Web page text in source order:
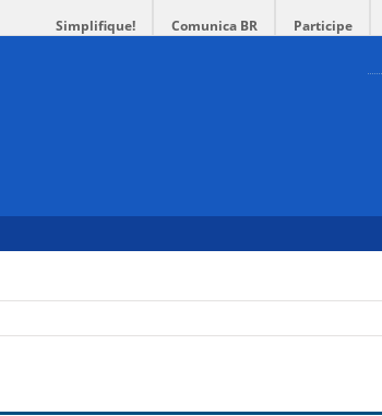
Simplifique! Comunica BR Participe